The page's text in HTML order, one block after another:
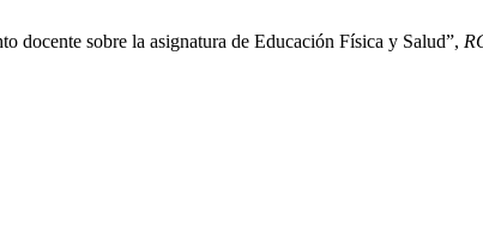
docente sobre la asignatura de Educación Física y Salud”,